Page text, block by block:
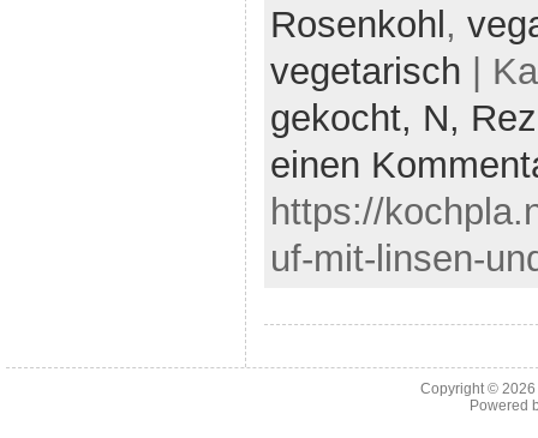
Rosenkohl,
vegetarisch |
gekocht, N,
einen
https://
uf-mit-linsen-
Copyright ©
Powered